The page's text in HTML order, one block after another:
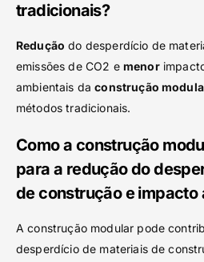
tradicionais?
Redução do desperdício de
emissões de CO2 e menor
ambientais daconstrução
métodos tradicionais.
Como a construção
para a redução do
de construção e impacto
A construção modular pode
desperdício de materiais de